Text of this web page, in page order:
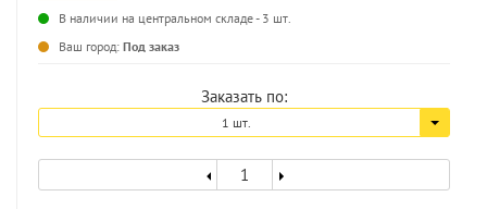
В наличии на центральном складе - 3 шт.
Ваш город: Под заказ
Заказать по:
1 шт.